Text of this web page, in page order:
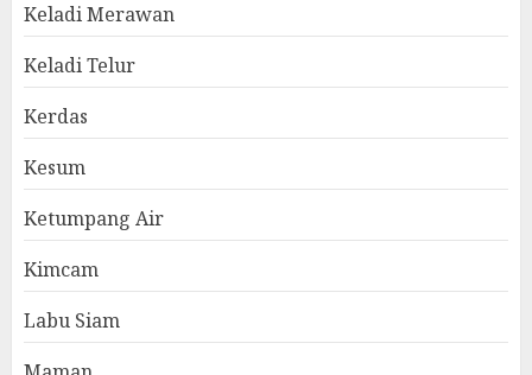
Keladi Merawan
Keladi Telur
Kerdas
Kesum
Ketumpang Air
Kimcam
Labu Siam